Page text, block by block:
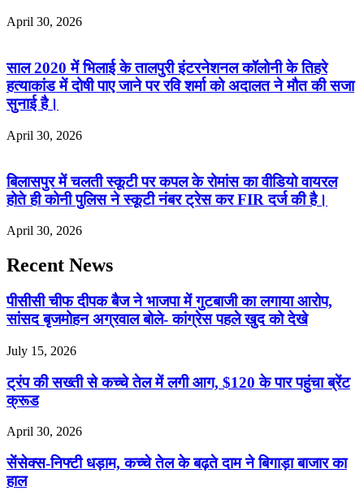
April 30, 2026
साल 2020 में भिलाई के तालपुरी इंटरनेशनल कॉलोनी के तिहरे
हत्याकांड में दोषी पाए जाने पर रवि शर्मा को अदालत ने मौत की सजा
सुनाई है।
April 30, 2026
बिलासपुर में चलती स्कूटी पर कपल के रोमांस का वीडियो वायरल
होते ही कोनी पुलिस ने स्कूटी नंबर ट्रेस कर FIR दर्ज की है।
April 30, 2026
Recent News
पीसीसी चीफ दीपक बैज ने भाजपा में गुटबाजी का लगाया आरोप,
सांसद बृजमोहन अग्रवाल बोले- कांग्रेस पहले खुद को देखे
July 15, 2026
ट्रंप की सख्ती से कच्चे तेल में लगी आग, $120 के पार पहुंचा ब्रेंट
क्रूड
April 30, 2026
सेंसेक्स-निफ्टी धड़ाम, कच्चे तेल के बढ़ते दाम ने बिगाड़ा बाजार का
हाल